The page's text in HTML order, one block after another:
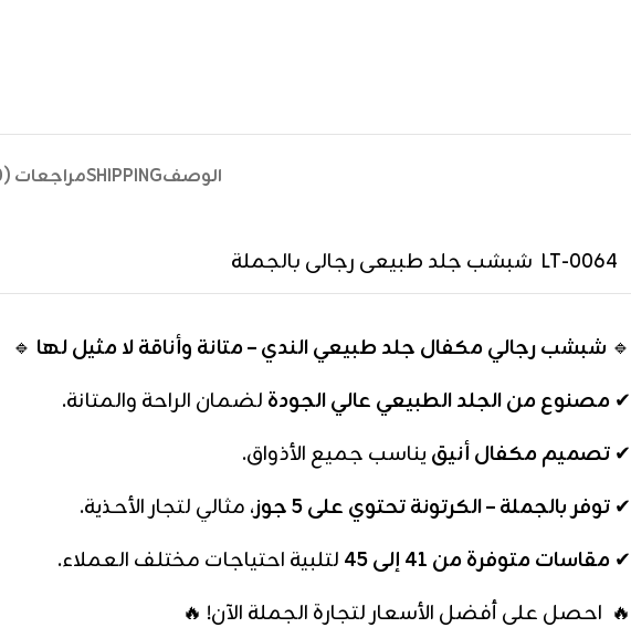
الوصفSHIPPINGمراجعات (0)
LT-0064 شبشب جلد طبيعى رجالى بالجملة
🔹 شبشب رجالي مكفال جلد طبيعي الندي – متانة وأناقة لا مثيل لها 🔹
✔ مصنوع من الجلد الطبيعي عالي الجودة لضمان الراحة والمتانة.
✔ تصميم مكفال أنيق يناسب جميع الأذواق.
✔ توفر بالجملة – الكرتونة تحتوي على 5 جوز
، مثالي لتجار الأحذية.
✔ مقاسات متوفرة من 41 إلى 45
لتلبية احتياجات مختلف العملاء.
🔥 احصل على أفضل الأسعار لتجارة الجملة الآن! 🔥